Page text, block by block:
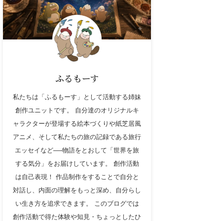
ふるもーす
私たちは「ふるもーす」として活動する姉妹
創作ユニットです。 自分達のオリジナルキ
ャラクターが登場する絵本づくりや紙芝居風
アニメ、そして私たちの旅の記録である旅行
エッセイなど──物語をとおして「世界を旅
する気分」をお届けしています。 創作活動
は自己表現！ 作品制作をすることで自分と
対話し、内面の理解をもっと深め、自分らし
い生き方を追求できます。 このブログでは
創作活動で得た体験や知見・ちょっとしたひ